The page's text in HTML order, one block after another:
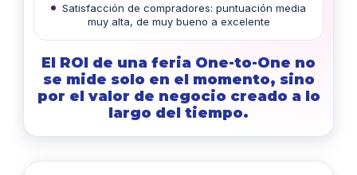
Satisfacción de compradores: puntuación media
muy alta, de muy bueno a excelente
El ROI de una feria One-to-One no
se mide solo en el momento, sino
por el valor de negocio creado a lo
largo del tiempo.